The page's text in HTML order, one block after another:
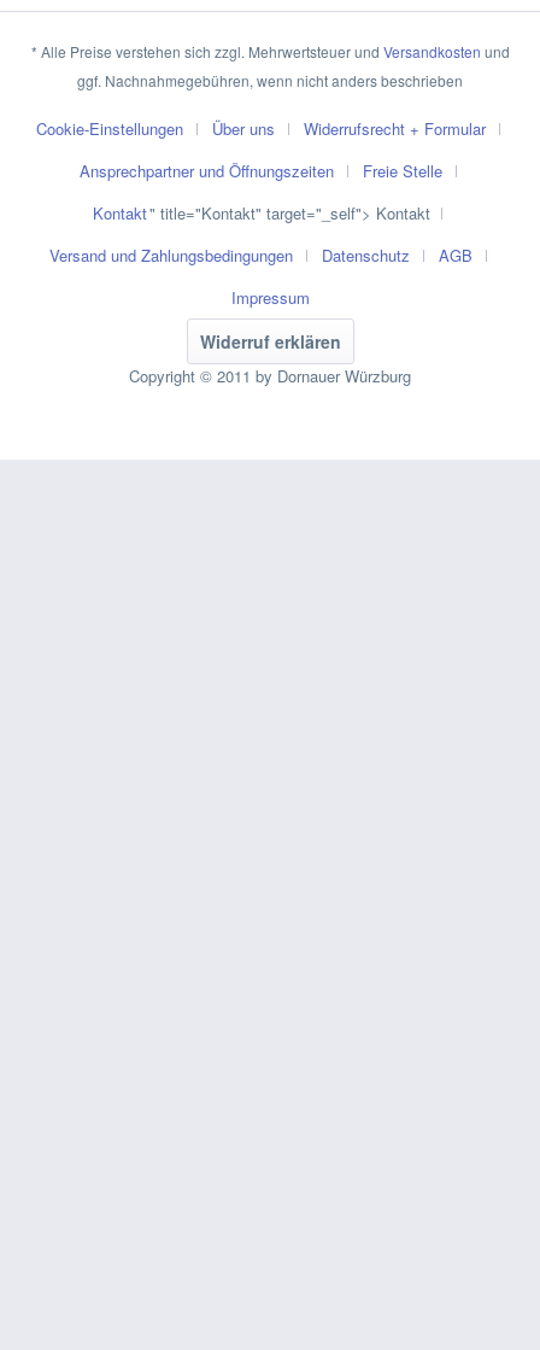
* Alle Preise verstehen sich zzgl. Mehrwertsteuer und Versandkosten und
ggf. Nachnahmegebühren, wenn nicht anders beschrieben
Cookie-Einstellungen Über uns
Widerrufsrecht + Formular
Ansprechpartner und Öffnungszeiten
Freie Stelle
Kontakt" title="Kontakt" target="_self"> Kontakt
Versand und Zahlungsbedingungen
Datenschutz
AGB
Impressum
Widerruf erklären
Copyright © 2011 by Dornauer Würzburg